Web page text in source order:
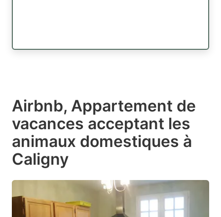
Airbnb, Appartement de
vacances acceptant les
animaux domestiques à
Caligny